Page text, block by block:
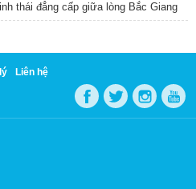
thái đẳng cấp giữa lòng Bắc Giang
Liên hệ